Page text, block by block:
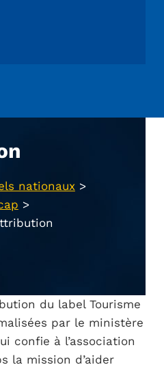
nationaux>
>
du label Tourisme
par le ministère
confie à l’association
la mission d’aider